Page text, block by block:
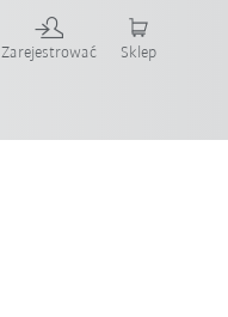
Zarejestrować Sklep